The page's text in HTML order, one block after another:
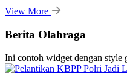
View More
Berita Olahraga
Ini contoh widget dengan style